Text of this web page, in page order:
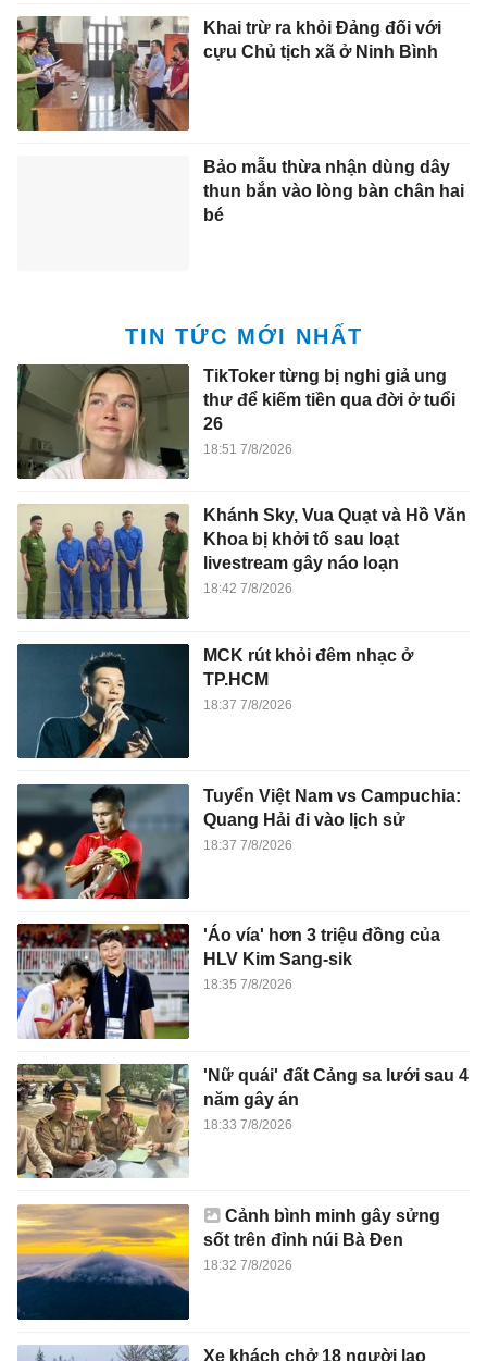
Khai trừ ra khỏi Đảng đối với
cựu Chủ tịch xã ở Ninh Bình
Bảo mẫu thừa nhận dùng dây
thun bắn vào lòng bàn chân hai
bé
TIN TỨC MỚI NHẤT
TikToker từng bị nghi giả ung
thư để kiếm tiền qua đời ở tuổi
26
18:51 7/8/2026
Khánh Sky, Vua Quạt và Hồ Văn
Khoa bị khởi tố sau loạt
livestream gây náo loạn
18:42 7/8/2026
MCK rút khỏi đêm nhạc ở
TP.HCM
18:37 7/8/2026
Tuyển Việt Nam vs Campuchia:
Quang Hải đi vào lịch sử
18:37 7/8/2026
'Áo vía' hơn 3 triệu đồng của
HLV Kim Sang-sik
18:35 7/8/2026
'Nữ quái' đất Cảng sa lưới sau 4
năm gây án
18:33 7/8/2026
Cảnh bình minh gây sửng
sốt trên đỉnh núi Bà Đen
18:32 7/8/2026
Xe khách chở 18 người lao